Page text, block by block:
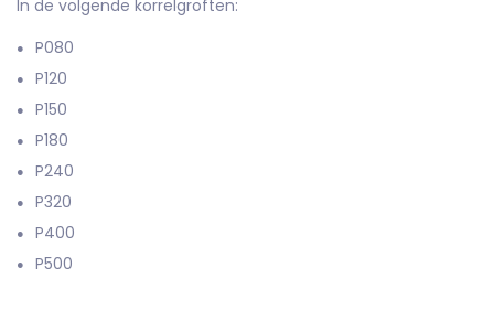
In de volgende korrelgroften:
P080
P120
P150
P180
P240
P320
P400
P500